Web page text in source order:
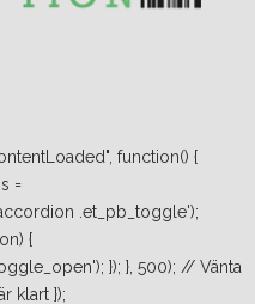
function() {
=
.et_pb_toggle');
{
}); }, 500); // Vänta
klart });